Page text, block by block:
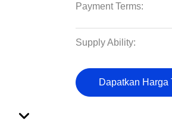
Payment Terms:
Supply Ability:
Dapatkan Harga